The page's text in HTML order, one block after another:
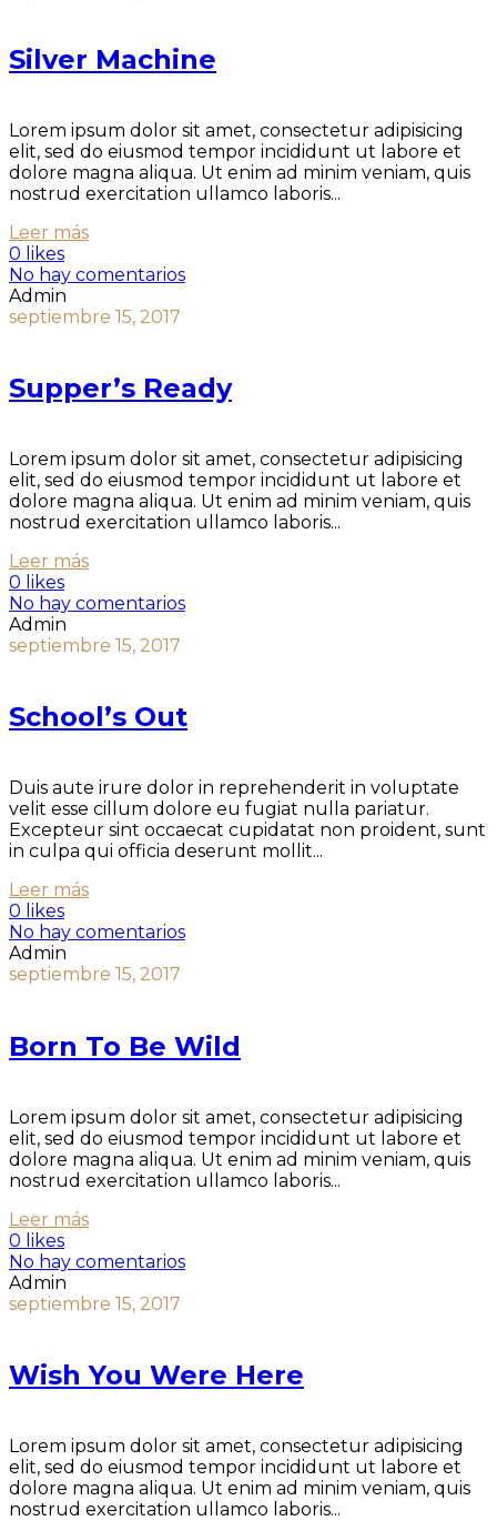
Silver Machine
Lorem ipsum dolor sit amet, consectetur adipisicing
elit, sed do eiusmod tempor incididunt ut labore et
dolore magna aliqua. Ut enim ad minim veniam, quis
nostrud exercitation ullamco laboris...
Leer más
0 likes
No hay comentarios
Admin
septiembre 15, 2017
Supper’s Ready
Lorem ipsum dolor sit amet, consectetur adipisicing
elit, sed do eiusmod tempor incididunt ut labore et
dolore magna aliqua. Ut enim ad minim veniam, quis
nostrud exercitation ullamco laboris...
Leer más
0 likes
No hay comentarios
Admin
septiembre 15, 2017
School’s Out
Duis aute irure dolor in reprehenderit in voluptate
velit esse cillum dolore eu fugiat nulla pariatur.
Excepteur sint occaecat cupidatat non proident, sunt
in culpa qui officia deserunt mollit...
Leer más
0 likes
No hay comentarios
Admin
septiembre 15, 2017
Born To Be Wild
Lorem ipsum dolor sit amet, consectetur adipisicing
elit, sed do eiusmod tempor incididunt ut labore et
dolore magna aliqua. Ut enim ad minim veniam, quis
nostrud exercitation ullamco laboris...
Leer más
0 likes
No hay comentarios
Admin
septiembre 15, 2017
Wish You Were Here
Lorem ipsum dolor sit amet, consectetur adipisicing
elit, sed do eiusmod tempor incididunt ut labore et
dolore magna aliqua. Ut enim ad minim veniam, quis
nostrud exercitation ullamco laboris...